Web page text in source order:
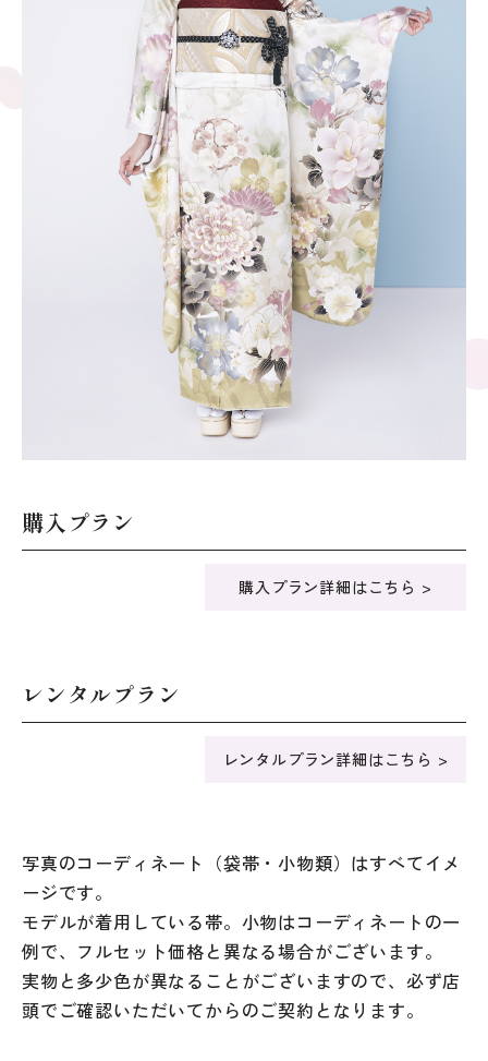
購入プラン
購入プラン詳細はこちら >
レンタルプラン
レンタルプラン詳細はこちら >
写真のコーディネート（袋帯・小物類）はすべてイメ
ージです。
モデルが着用している帯。小物はコーディネートの一
例で、フルセット価格と異なる場合がございます。
実物と多少色が異なることがございますので、必ず店
頭でご確認いただいてからのご契約となります。